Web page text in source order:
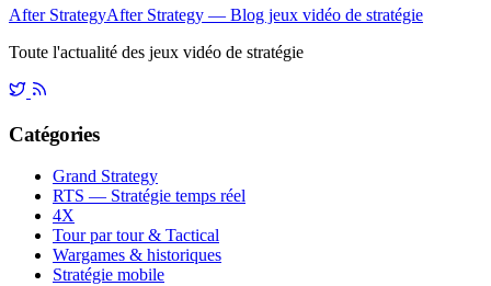
After StrategyAfter Strategy — Blog jeux vidéo de stratégie
Toute l'actualité des jeux vidéo de stratégie
Catégories
Grand Strategy
RTS — Stratégie temps réel
4X
Tour par tour & Tactical
Wargames & historiques
Stratégie mobile